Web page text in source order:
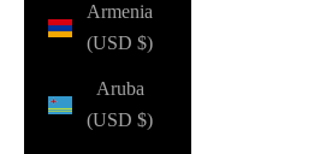
Armenia
(USD $)
Aruba
(USD $)